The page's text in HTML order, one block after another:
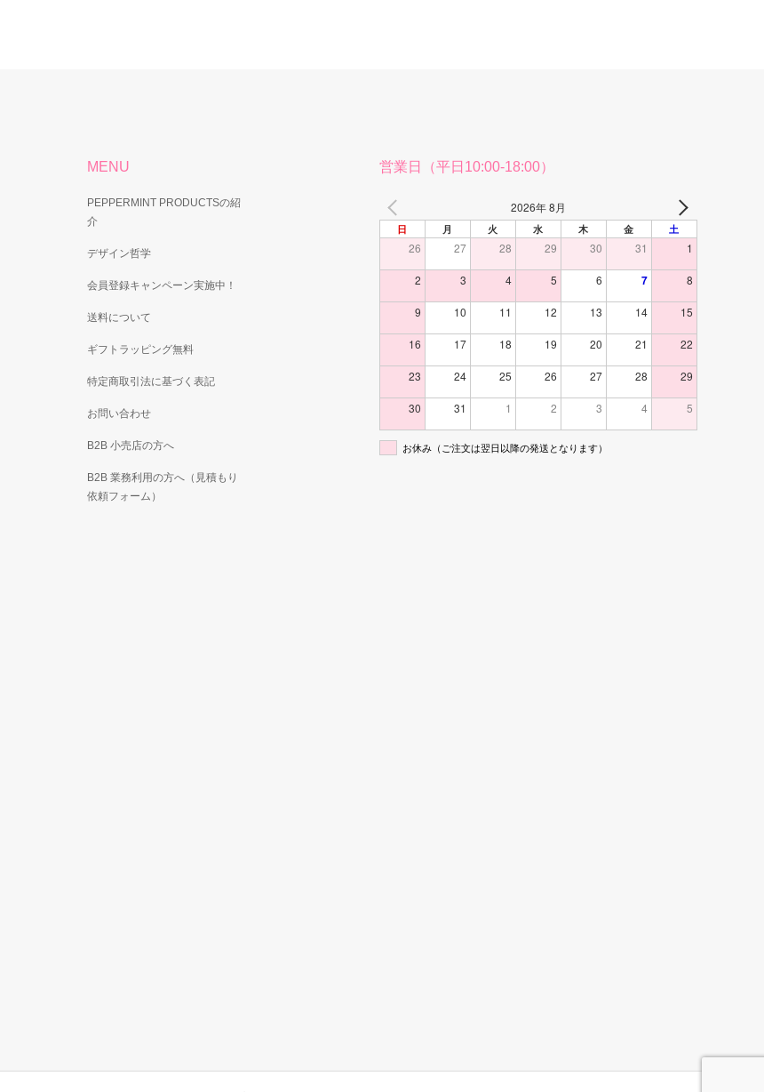
MENU
PEPPERMINT PRODUCTSの紹
介
デザイン哲学
会員登録キャンペーン実施中！
送料について
ギフトラッピング無料
特定商取引法に基づく表記
お問い合わせ
B2B 小売店の方へ
B2B 業務利用の方へ（見積もり
依頼フォーム）
営業日（平日10:00-18:00）
2026年 8月
日 月 火 水 木 金 土
26 27 28 29 30 31 1
2 3 4 5 6 7 8
9 10 11 12 13 14 15
16 17 18 19 20 21 22
23 24 25 26 27 28 29
30 31 1 2 3 4 5
お休み（ご注文は翌日以降の発送となります）